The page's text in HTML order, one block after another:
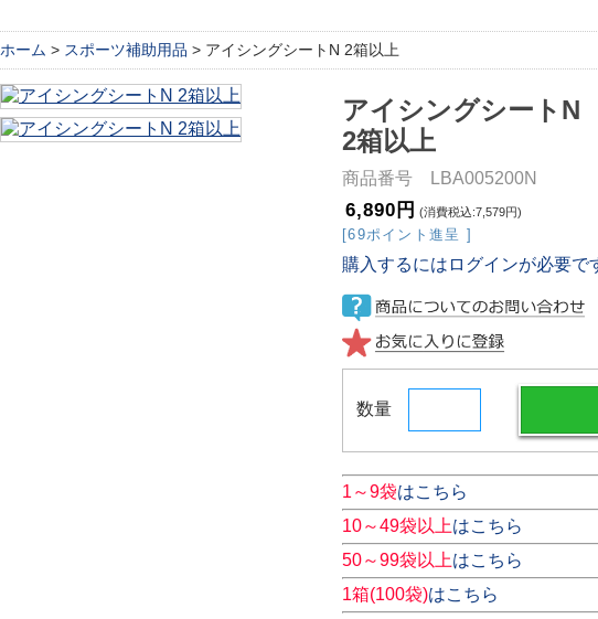
ホーム > スポーツ補助用品 > アイシングシートN 2箱以上
アイシングシートN
2箱以上
商品番号 LBA005200N
6,890円 (消費税込:7,579円)
[69ポイント進呈 ]
購入するにはログインが必要で
数量
1～9袋はこちら
10～49袋以上はこちら
50～99袋以上はこちら
1箱(100袋)はこちら